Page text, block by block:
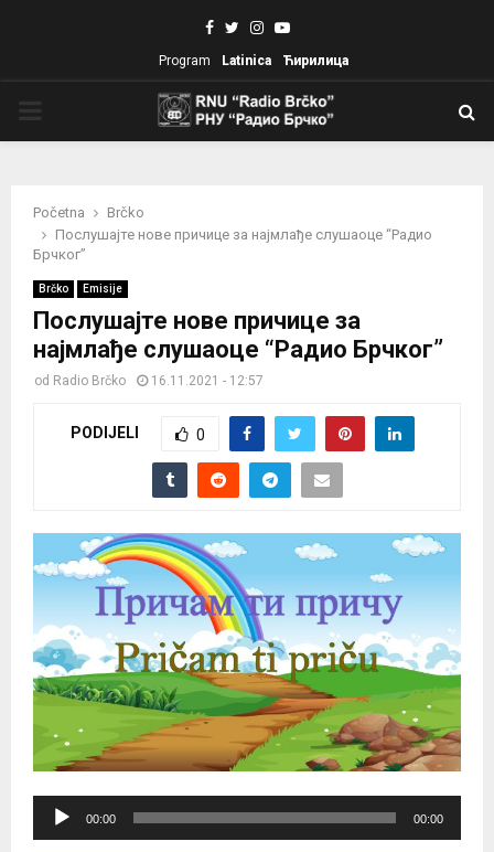
Facebook
TwitterInstagram
Youtube
Program Latinica Ћирилица
Početna
Brčko
Послушајте нове причице за најмлађе слушаоце “Радио
Брчког”
Brčko Emisije
Послушајте нове причице за
најмлађе слушаоце “Радио Брчког”
od Radio Brčko 16.11.2021 - 12:57
PODIJELI 0
u
00:00 00:00